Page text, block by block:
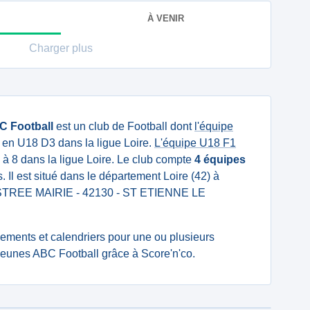
À VENIR
Charger plus
Football est un club de Football dont l'équipe
U18 D3 dans la ligue Loire. L'équipe U18 F1
8 dans la ligue Loire. Le club compte 4 équipes
Il est situé dans le département Loire (42) à
MAIRIE - 42130 - ST ETIENNE LE
et calendriers pour une ou plusieurs
ABC Football grâce à Score'n'co.